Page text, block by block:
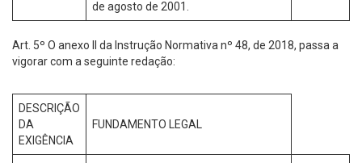
de agosto de 2001.
Art. 5º O anexo II da Instrução Normativa nº 48, de 2018, passa a
vigorar com a seguinte redação:
DESCRIÇÃO
DA
EXIGÊNCIA
FUNDAMENTO LEGAL